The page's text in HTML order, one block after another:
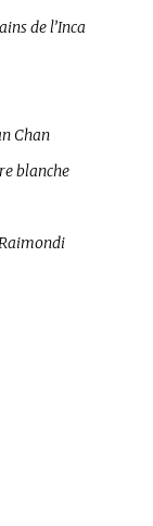
de l’Inca
Chan
blanche